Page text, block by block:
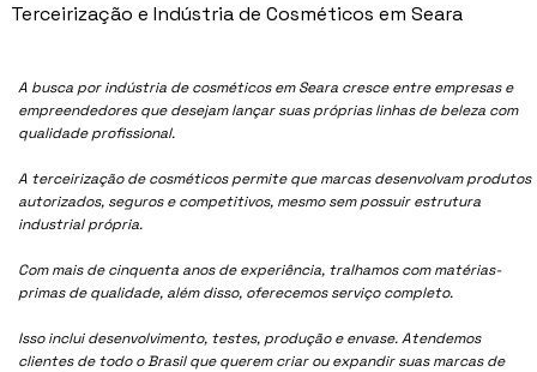
A busca por indústria de cosméticos em Seara cresce entre empresas e
empreendedores que desejam lançar suas próprias linhas de beleza com
qualidade profissional.
A terceirização de cosméticos permite que marcas desenvolvam produtos
autorizados, seguros e competitivos, mesmo sem possuir estrutura
industrial própria.
Com mais de cinquenta anos de experiência, tralhamos com matérias-
primas de qualidade, além disso, oferecemos serviço completo.
Isso inclui desenvolvimento, testes, produção e envase. Atendemos
clientes de todo o Brasil que querem criar ou expandir suas marcas de
Terceirização e Indústria de Cosméticos em Seara